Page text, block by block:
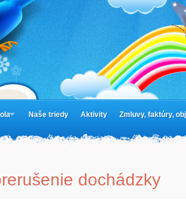
Naše triedy Aktivity Zmluvy, faktúry,
dochádzky